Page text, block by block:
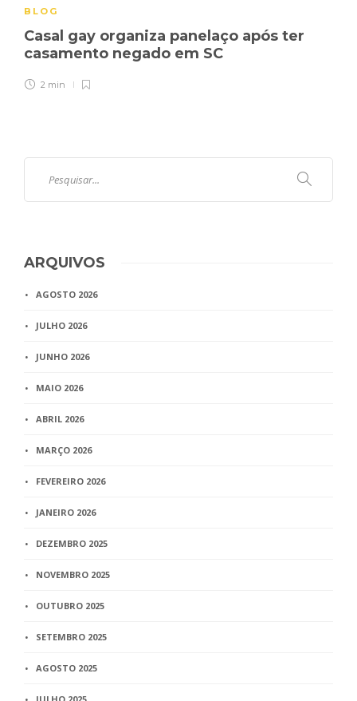
BLOG
Casal gay organiza panelaço após ter
casamento negado em SC
2 min
ARQUIVOS
AGOSTO 2026
JULHO 2026
JUNHO 2026
MAIO 2026
ABRIL 2026
MARÇO 2026
FEVEREIRO 2026
JANEIRO 2026
DEZEMBRO 2025
NOVEMBRO 2025
OUTUBRO 2025
SETEMBRO 2025
AGOSTO 2025